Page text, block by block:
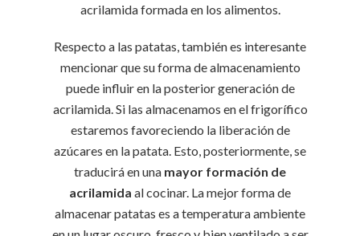
acrilamida formada en los alimentos.
Respecto a las patatas, también es interesante
mencionar que su forma de almacenamiento
puede influir en la posterior generación de
acrilamida. Si las almacenamos en el frigorífico
estaremos favoreciendo la liberación de
azúcares en la patata. Esto, posteriormente, se
traducirá en una mayor formación de
acrilamida al cocinar. La mejor forma de
almacenar patatas es a temperatura ambiente